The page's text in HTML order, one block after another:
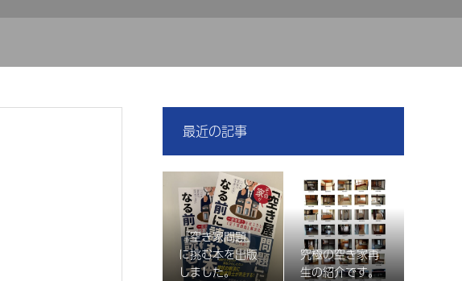
最近の記事
『空き家問題』
に挑む本を出版
しました。
究極の空き家再
生の紹介です。